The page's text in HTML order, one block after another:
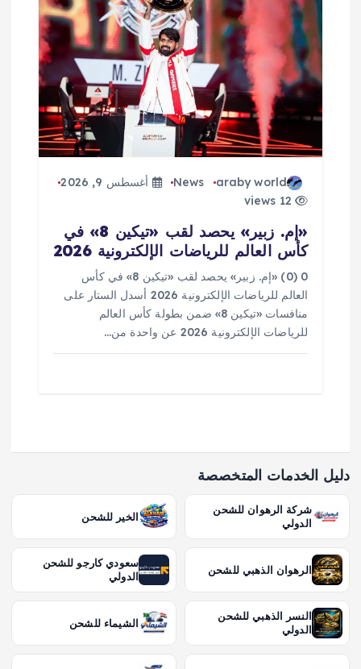
araby world
News
أغسطس 9, 2026
12 views
«إم. زبير» يحصد لقب «تيكين 8» في
كأس العالم للرياضات الإلكترونية 2026
0 (0) «إم. زبير» يحصد لقب «تيكين 8» في كأس
العالم للرياضات الإلكترونية 2026 أسدل الستار على
منافسات «تيكين 8» ضمن بطولة كأس العالم
للرياضات الإلكترونية 2026 عن واحدة من…
دليل الخدمات المتخصصة
شركة الرهوان للشحن
الدولي
الخير للشحن
الرهوان الذهبي للشحن
سعودي كارجو للشحن
الدولي
النسر الذهبي للشحن
الدولي
الشيماء للشحن